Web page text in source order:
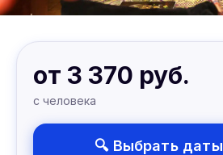
от 3 370 руб.
с человека
🔍 Выбрать даты